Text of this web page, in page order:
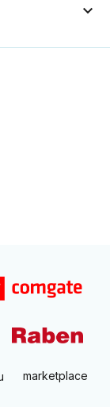

marketplace